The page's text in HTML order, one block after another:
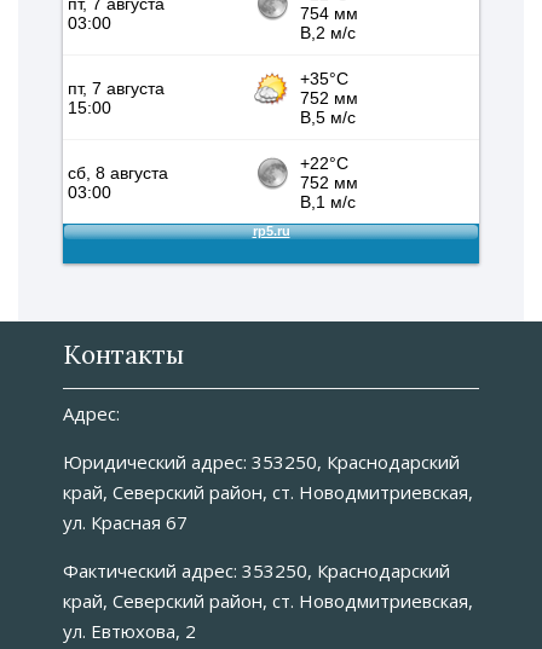
Контакты
Адрес:
Юридический адрес: 353250, Краснодарский
край, Северский район, ст. Новодмитриевская,
ул. Красная 67
Фактический адрес: 353250, Краснодарский
край, Северский район, ст. Новодмитриевская,
ул. Евтюхова, 2